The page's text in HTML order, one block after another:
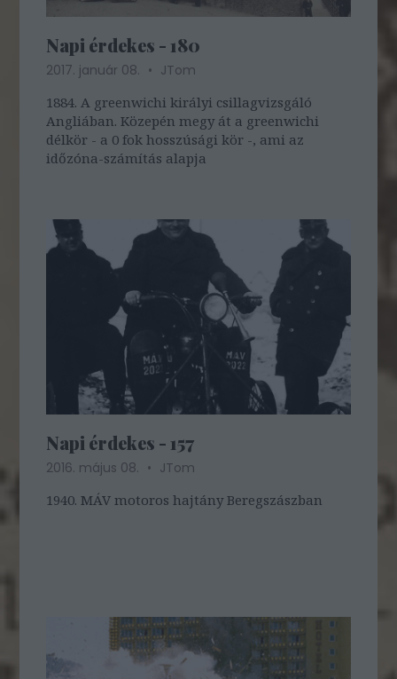
Napi érdekes - 180
2017. január 08.
JTom
1884. A greenwichi királyi csillagvizsgáló
Angliában. Közepén megy át a greenwichi
délkör - a 0 fok hosszúsági kör -, ami az
időzóna-számítás alapja
Napi érdekes - 157
2016. május 08.
JTom
1940. MÁV motoros hajtány Beregszászban